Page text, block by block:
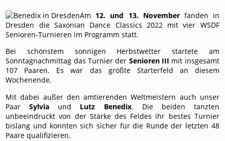
Am 12. und 13. Novemberfanden in
Dresden die Saxonian Dance Classics 2022 mit vier WSDF
Senioren-Turnieren im Programm statt.
Bei schönstem sonnigen Herbstwetter startete am
Sonntagnachmittag das Turnier der Senioren III mit insgesamt
107 Paaren. Es war das größte Starterfeld an diesem
Wochenende.
Mit dabei außer den amtierenden Weltmeistern auch unser
PaarSylvia und Lutz Benedix. Die beiden tanzten
unbeeindruckt von der Stärke des Feldes ihr bestes Turnier
bislang und konnten sich sicher für die Runde der letzten 48
Paare qualifizieren.